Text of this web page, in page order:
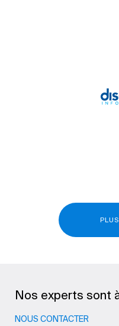
Nos experts sont
NOUS CONTACTER